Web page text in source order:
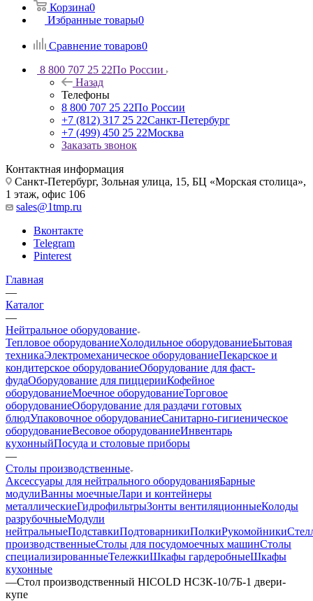
Корзина0
Избранные товары0
Сравнение товаров0
8 800 707 25 22По России
Назад
Телефоны
8 800 707 25 22По России
+7 (812) 317 25 22Санкт-Петербург
+7 (499) 450 25 22Москва
Заказать звонок
Контактная информация
Санкт-Петербург, Зольная улица, 15, БЦ «Морская столица»,
1 этаж, офис 106
sales@1tmp.ru
Вконтакте
Telegram
Pinterest
Главная
—
Каталог
—
Нейтральное оборудование
Тепловое оборудованиеХолодильное оборудованиеБытовая
техникаЭлектромеханическое оборудованиеПекарское и
кондитерское оборудованиеОборудование для фаст-
фудаОборудование для пиццерииКофейное
оборудованиеМоечное оборудованиеТорговое
оборудованиеОборудование для раздачи готовых
блюдУпаковочное оборудованиеСанитарно-гигиеническое
оборудованиеВесовое оборудованиеИнвентарь
кухонныйПосуда и столовые приборы
—
Столы производственные
Аксессуары для нейтрального оборудованияБарные
модулиВанны моечныеЛари и контейнеры
металлическиеГидрофильтрыЗонты вентиляционныеКолоды
разрубочныеМодули
нейтральныеПодставкиПодтоварникиПолкиРукомойники
производственныеСтолы для посудомоечных машинСтолы
специализированныеТележкиШкафы гардеробныеШкафы
кухонные
—Стол производственный HICOLD НСЗК-10/7Б-1 двери-
купе